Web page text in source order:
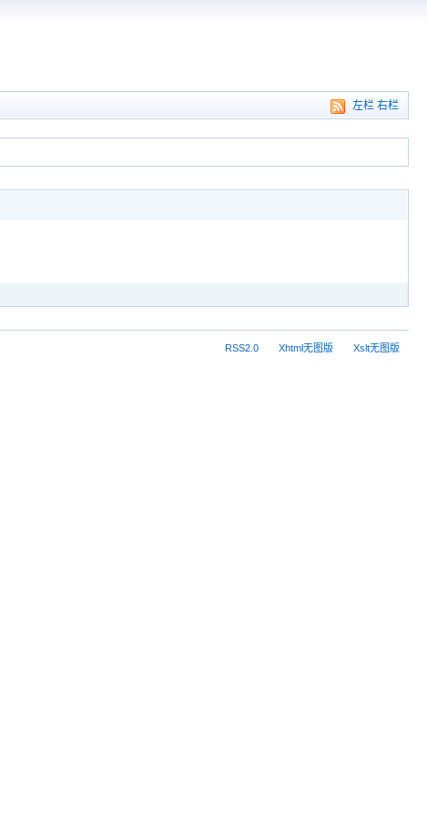
左栏 右栏
RSS2.0 Xhtml无图版 Xslt无图版